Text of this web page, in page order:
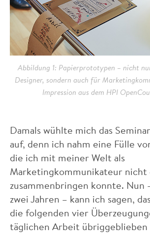
Abbildung 1: Papierprototypen – nicht
Designer, sondern auch für
Impression aus dem HPI
Damals wühlte mich das
auf, denn ich nahm eine Fülle
die ich mit meiner Welt als
Marketingkommunikateur
zusammenbringen konnte. Nun
zwei Jahren – kann ich sagen,
die folgenden vier
täglichen Arbeit übriggeblieben